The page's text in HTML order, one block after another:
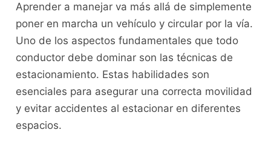
Aprender a manejar va más allá de simplemente
poner en marcha un vehículo y circular por la vía.
Uno de los aspectos fundamentales que todo⁣
conductor debe dominar son las técnicas de
estacionamiento. Estas habilidades son
esenciales para asegurar una correcta movilidad
y evitar accidentes al estacionar en⁤ diferentes
espacios.